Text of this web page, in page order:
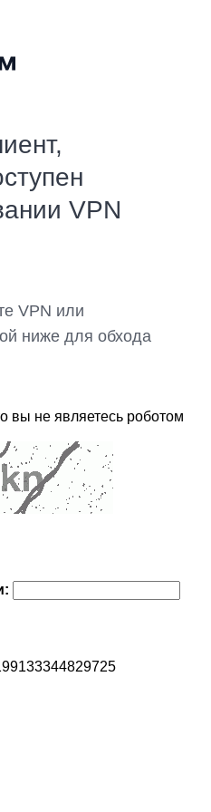
VPN
VPN или
ниже для обхода
вы не являетесь роботом